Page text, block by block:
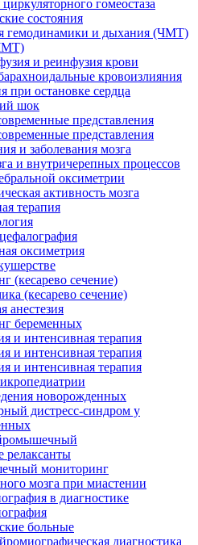
гомеостаза
состояния
гемодинамики и дыхания (ЧМТ)
и реинфузия крови
кровоизлияния
при остановке сердца
шок
представления
представления
и заболевания мозга
и внутричерепных процессов
оксиметрии
активность мозга
терапия
оксиметрия
(кесарево сечение)
(кесарево сечение)
анестезия
беременных
и интенсивная терапия
и интенсивная терапия
и интенсивная терапия
новорожденных
дистресс-синдром у
мониторинг
мозга при миастении
в диагностике
больные
диагностика